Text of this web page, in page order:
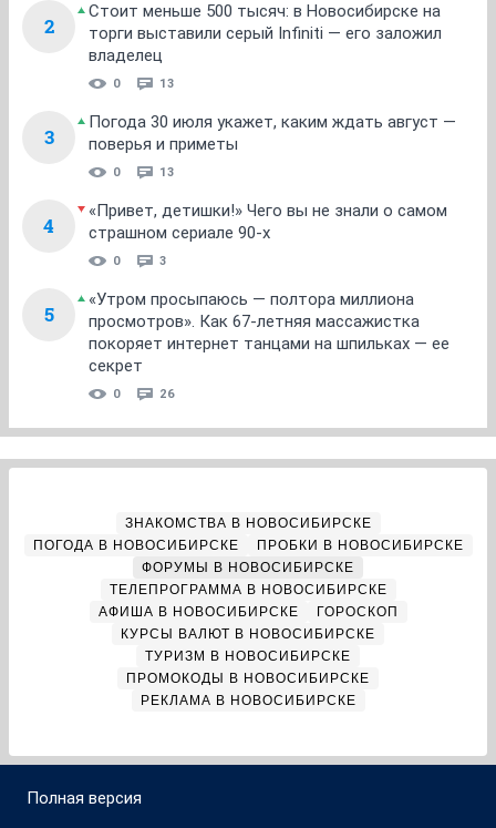
2
Стоит меньше 500 тысяч: в Новосибирске на
торги выставили серый Infiniti — его заложил
владелец
0 13
3
Погода 30 июля укажет, каким ждать август —
поверья и приметы
0 13
4
«Привет, детишки!» Чего вы не знали о самом
страшном сериале 90-х
0 3
5
«Утром просыпаюсь — полтора миллиона
просмотров». Как 67-летняя массажистка
покоряет интернет танцами на шпильках — ее
секрет
0 26
ЗНАКОМСТВА В НОВОСИБИРСКЕ
ПОГОДА В НОВОСИБИРСКЕ
ПРОБКИ В НОВОСИБИРСКЕ
ФОРУМЫ В НОВОСИБИРСКЕ
ТЕЛЕПРОГРАММА В НОВОСИБИРСКЕ
АФИША В НОВОСИБИРСКЕ
ГОРОСКОП
КУРСЫ ВАЛЮТ В НОВОСИБИРСКЕ
ТУРИЗМ В НОВОСИБИРСКЕ
ПРОМОКОДЫ В НОВОСИБИРСКЕ
РЕКЛАМА В НОВОСИБИРСКЕ
Полная версия